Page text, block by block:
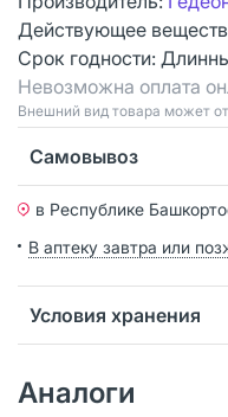
Действующее
Срок годности:
Невозможна оплата
Bнешний вид товара может
Самовывоз
в Республике
В аптеку завтра или
Условия хранения
Аналоги